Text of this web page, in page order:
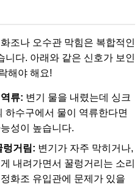
조나 오수관 막힘은 복합적인
니다. 아래와 같은 신호가 보인
해야 해요!
류: 변기 물을 내렸는데 싱크
하수구에서 물이 역류한다면
성이 높습니다.
렁거림: 변기가 자주 막히거나,
내려가면서 꿀렁거리는 소리
화조 유입관에 문제가 있을